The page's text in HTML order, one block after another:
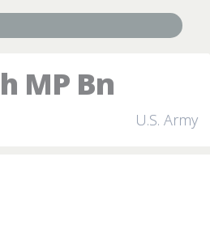
MP Bn
U.S. Army